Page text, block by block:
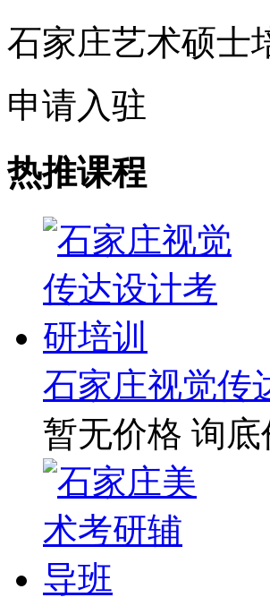
石家庄艺术硕士
申请入驻
热推课程
石家庄视觉传
暂无价格 询底